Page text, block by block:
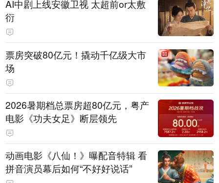
AI中剧上线安徽卫视 太超前or太敷
衍
票房突破80亿元！撬动千亿级大市
场
2026暑期档总票房超80亿元，粤产
电影《功夫女足》断层领先
动画电影《八仙！》曝配音特辑 看
拼音演员幕后如何“不好好说话”